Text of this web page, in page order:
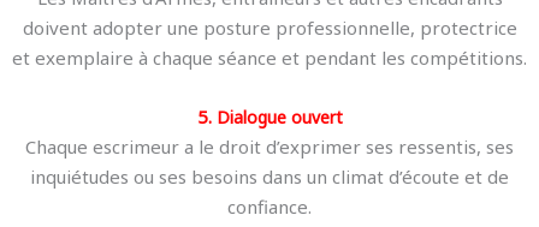
doivent adopter une posture professionnelle, protectrice
et exemplaire à chaque séance et pendant les compétitions.
5. Dialogue ouvert
Chaque escrimeur a le droit d’exprimer ses ressentis, ses
inquiétudes ou ses besoins dans un climat d’écoute et de
confiance.